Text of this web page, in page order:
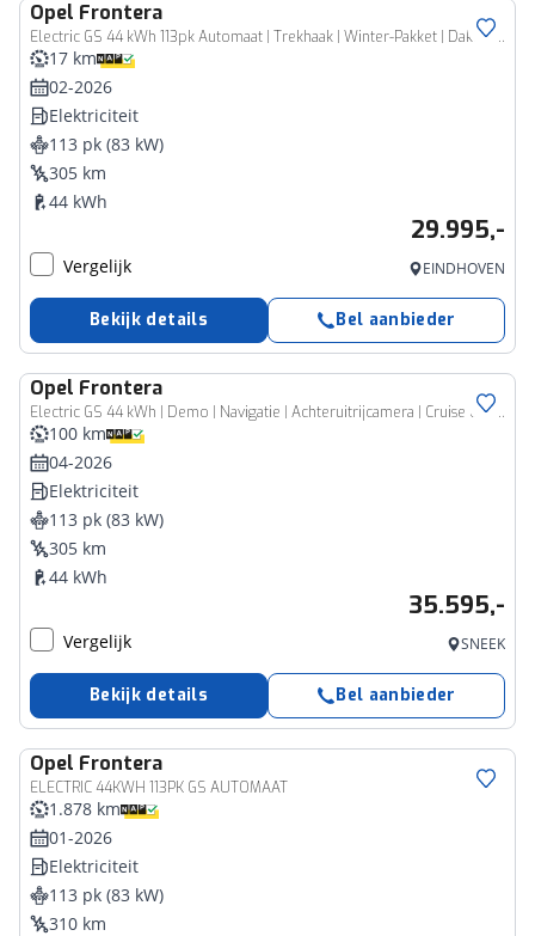
Opel Frontera
Electric GS 44 kWh 113pk Automaat | Trekhaak | Winter-Pakket | Dakrails | Navigatie | Climate Control | Cruise Control | Camera | 17"LMV | Dodehoekdetectie |
17 km
02-2026
Elektriciteit
113 pk (83 kW)
305 km
44 kWh
29.995,-
Vergelijk EINDHOVEN
Bekijk details Bel aanbieder
Opel Frontera
Electric GS 44 kWh | Demo | Navigatie | Achteruitrijcamera | Cruise control | Stoel en stuurverwarming | Verwarmbare voorruit | Lichtmetalen velgen | Extra getint glas
100 km
04-2026
Elektriciteit
113 pk (83 kW)
305 km
44 kWh
35.595,-
Vergelijk SNEEK
Bekijk details Bel aanbieder
Opel Frontera
ELECTRIC 44KWH 113PK GS AUTOMAAT
1.878 km
01-2026
Elektriciteit
113 pk (83 kW)
310 km